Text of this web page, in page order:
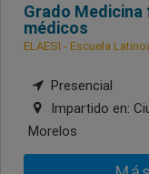
Grado
médicos
ELAESI - Escuela
Presencial
Impartido en:
Morelos